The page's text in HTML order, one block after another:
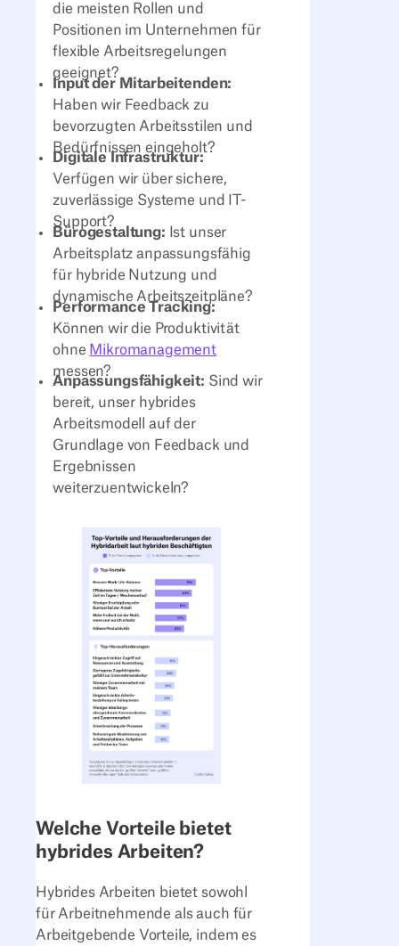
die meisten Rollen und
Positionen im Unternehmen für
flexible Arbeitsregelungen
geeignet?
Input der Mitarbeitenden:
Haben wir Feedback zu
bevorzugten Arbeitsstilen und
Bedürfnissen eingeholt?
Digitale Infrastruktur:
Verfügen wir über sichere,
zuverlässige Systeme und IT-
Support?
Bürogestaltung:
Ist unser
Arbeitsplatz anpassungsfähig
für hybride Nutzung und
dynamische Arbeitszeitpläne?
Performance Tracking:
Können wir die Produktivität
ohne Mikromanagement
messen?
Anpassungsfähigkeit: Sind wir
bereit, unser hybrides
Arbeitsmodell auf der
Grundlage von Feedback und
Ergebnissen
weiterzuentwickeln?
Welche Vorteile bietet
hybrides Arbeiten?
Hybrides Arbeiten bietet sowohl
für Arbeitnehmende als auch für
Arbeitgebende Vorteile, indem es